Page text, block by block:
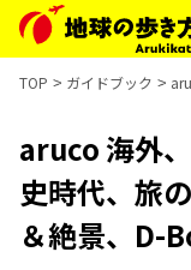
TOP ガイドブック
aruco 海外
史時代、旅
＆絶景、D-